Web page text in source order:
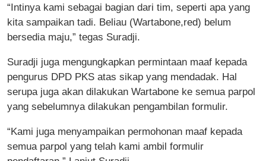
“Intinya kami sebagai bagian dari tim, seperti apa yang
kita sampaikan tadi. Beliau (Wartabone,red) belum
bersedia maju,” tegas Suradji.
Suradji juga mengungkapkan permintaan maaf kepada
pengurus DPD PKS atas sikap yang mendadak. Hal
serupa juga akan dilakukan Wartabone ke semua parpol
yang sebelumnya dilakukan pengambilan formulir.
“Kami juga menyampaikan permohonan maaf kepada
semua parpol yang telah kami ambil formulir